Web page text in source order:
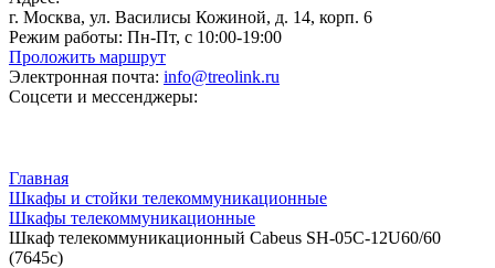
г. Москва, ул. Василисы Кожиной, д. 14, корп. 6
Режим работы: Пн-Пт, с 10:00-19:00
Проложить маршрут
Электронная почта: info@treolink.ru
Соцсети и мессенджеры:
Главная
Шкафы и стойки телекоммуникационные
Шкафы телекоммуникационные
Шкаф телекоммуникационный Cabeus SH-05C-12U60/60
(7645c)